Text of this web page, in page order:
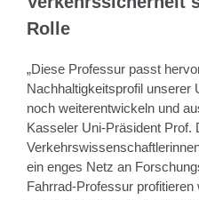
Rolle
„Diese Professur passt
Nachhaltigkeitsprofil unserer
noch weiterentwickeln und
Kasseler Uni-Präsident Prof.
ein enges Netz an
Fahrrad-Professur profitieren